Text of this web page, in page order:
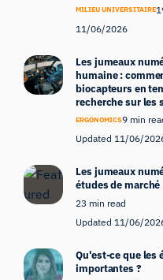
MILIEU UNIVERSITAIRE
11/06/2026
Les jumeaux
humaine :
biocapteurs en
recherche sur les
ERGONOMICS9 min
Updated 11/06/
Les jumeaux
études de marché
23 min read
Updated 11/06/
Qu'est-ce que les
importantes ?